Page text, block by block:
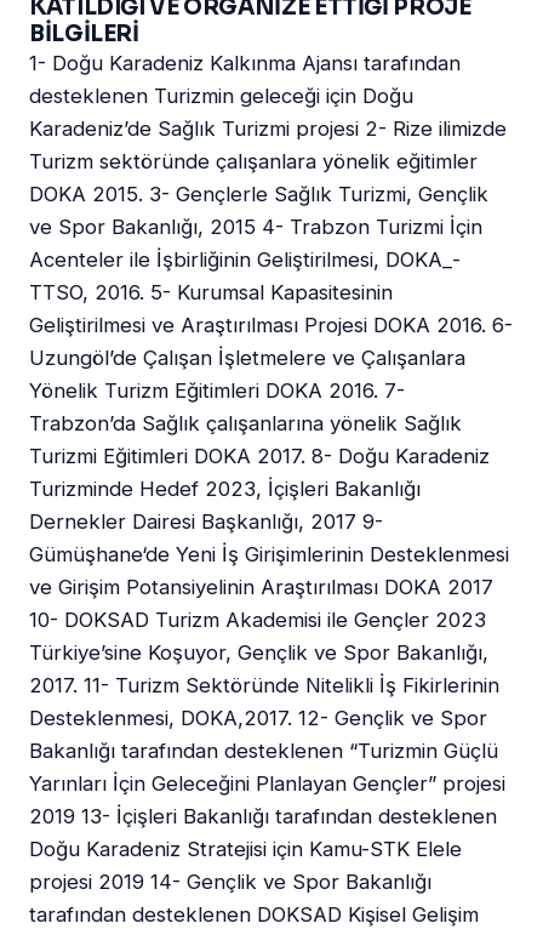
KATILDIĞI VE ORGANİZE ETTİĞİ PROJE
BİLGİLERİ
1- Doğu Karadeniz Kalkınma Ajansı tarafından
desteklenen Turizmin geleceği için Doğu
Karadeniz’de Sağlık Turizmi projesi 2- Rize ilimizde
Turizm sektöründe çalışanlara yönelik eğitimler
DOKA 2015. 3- Gençlerle Sağlık Turizmi, Gençlik
ve Spor Bakanlığı, 2015 4- Trabzon Turizmi İçin
Acenteler ile İşbirliğinin Geliştirilmesi, DOKA_-
TTSO, 2016. 5- Kurumsal Kapasitesinin
Geliştirilmesi ve Araştırılması Projesi DOKA 2016. 6-
Uzungöl’de Çalışan İşletmelere ve Çalışanlara
Yönelik Turizm Eğitimleri DOKA 2016. 7-
Trabzon’da Sağlık çalışanlarına yönelik Sağlık
Turizmi Eğitimleri DOKA 2017. 8- Doğu Karadeniz
Turizminde Hedef 2023, İçişleri Bakanlığı
Dernekler Dairesi Başkanlığı, 2017 9-
Gümüşhane‘de Yeni İş Girişimlerinin Desteklenmesi
ve Girişim Potansiyelinin Araştırılması DOKA 2017
10- DOKSAD Turizm Akademisi ile Gençler 2023
Türkiye’sine Koşuyor, Gençlik ve Spor Bakanlığı,
2017. 11- Turizm Sektöründe Nitelikli İş Fikirlerinin
Desteklenmesi, DOKA,2017. 12- Gençlik ve Spor
Bakanlığı tarafından desteklenen “Turizmin Güçlü
Yarınları İçin Geleceğini Planlayan Gençler” projesi
2019 13- İçişleri Bakanlığı tarafından desteklenen
Doğu Karadeniz Stratejisi için Kamu-STK Elele
projesi 2019 14- Gençlik ve Spor Bakanlığı
tarafından desteklenen DOKSAD Kişisel Gelişim